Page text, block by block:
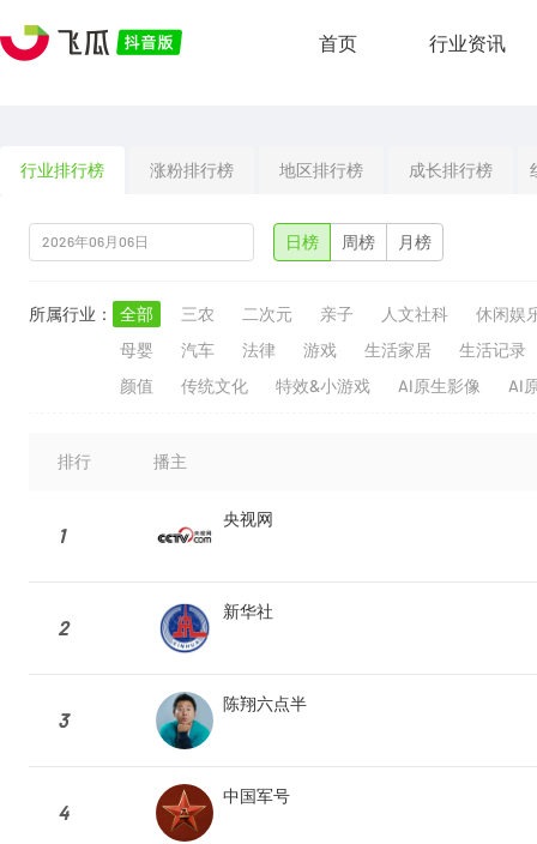
首页 行业资讯
行业排行榜 涨粉排行榜 地区排行榜 成长排行榜
日榜 周榜 月榜
所属行业： 全部 三农 二次元 亲子 人文社科
休闲娱
母婴
汽车 法律 游戏 生活家居
生活记录
颜值
传统文化 特效&小游戏 AI原生影像 AI
排行 播主
1
央视网
2
新华社
3
陈翔六点半
4
中国军号